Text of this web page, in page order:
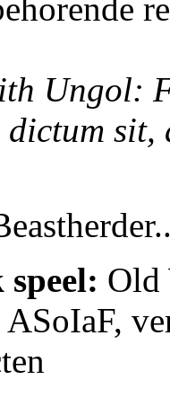
Ungol:
sit,
Old
ASoIaF,